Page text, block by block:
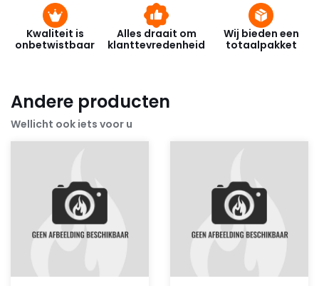
Kwaliteit is
onbetwistbaar
Alles draait om
klanttevredenheid
Wij bieden een
totaalpakket
Andere producten
Wellicht ook iets voor u